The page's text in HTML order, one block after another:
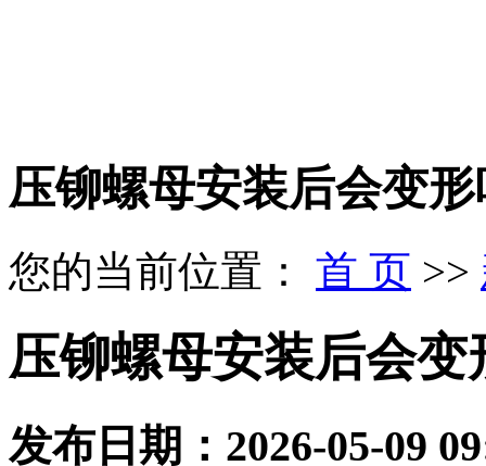
压铆螺母安装后会变形
您的当前位置： 首 页 >>
压铆螺母安装后会变
发布日期： 2026-05-09